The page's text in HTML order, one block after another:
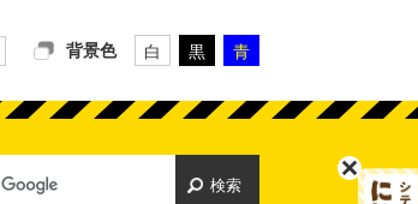
背景色 白 黒 青